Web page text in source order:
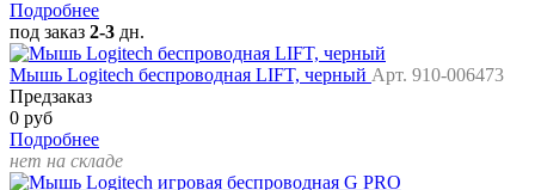
Подробнее
под заказ 2-3 дн.
Мышь Logitech беспроводная LIFT, черный Арт. 910-006473
Предзаказ
0 руб
Подробнее
нет на складе